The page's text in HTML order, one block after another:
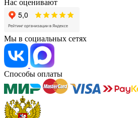
Нас оценивают
Мы в социальных сетях
Способы оплаты